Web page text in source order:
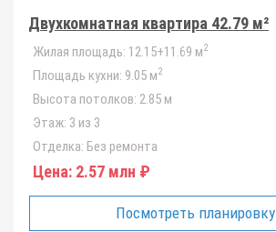
Двухкомнатная квартира 42.79 м²
Жилая площадь: 12.15+11.69 м2
Площадь кухни: 9.05 м2
Высота потолков: 2.85 м
Этаж: 3 из 3
Отделка: Без ремонта
Цена: 2.57 млн ₽
Посмотреть планировку